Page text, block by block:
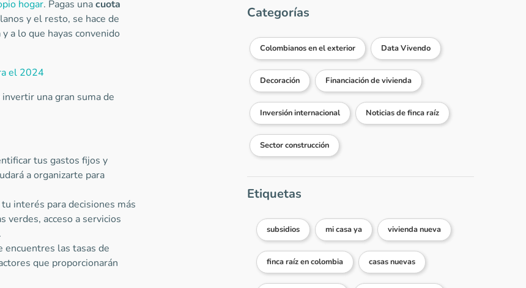
hogar. Pagas unacuota
y el resto, se hace de
a lo que hayas convenido
el 2024
una gran suma de
tus gastos fijos y
a organizarte para
interés para decisiones más
verdes, acceso a servicios
encuentres las tasas de
que proporcionarán
Categorías
Colombianos en el exterior Data Vivendo
Decoración Financiación de vivienda
Inversión internacional Noticias de finca raíz
Sector construcción
Etiquetas
subsidios mi casa ya vivienda nueva
finca raíz en colombia casas nuevas